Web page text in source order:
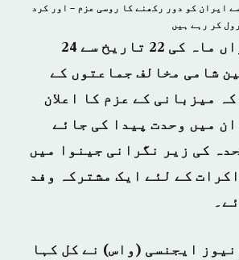
ایران کو دور رکھنے کا روسی عزم – اور کرد
کر رہے ہیں
کل ریاض نے رواں ماہ کی 22 تاریخ سے 24
شامی مخالف جماعتوں کے
کہ میزبانی کے عزم کا اعلان
میں وحدت پیدا کی جائے
کی زیر نگرانی جینوا میں
کے لئے ایک مشترکہ وفد
ایجنسی (واس) نے کل کہا